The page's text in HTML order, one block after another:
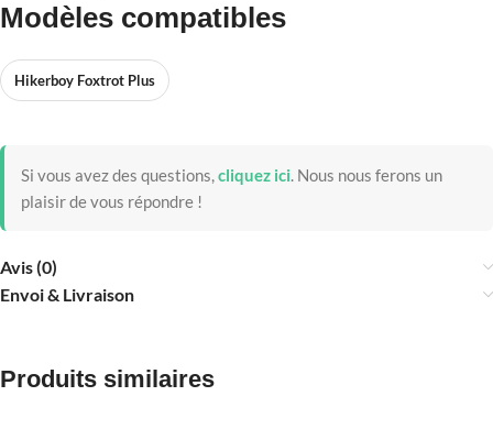
Modèles compatibles
Hikerboy Foxtrot Plus
Si vous avez des questions,cliquez ici. Nous nous ferons un
plaisir de vous répondre !
Avis (0)
Envoi & Livraison
Produits similaires